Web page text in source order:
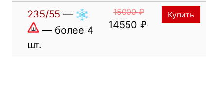
235/55 —
— более 4
шт.
15000 ₽
14550 ₽
Купить